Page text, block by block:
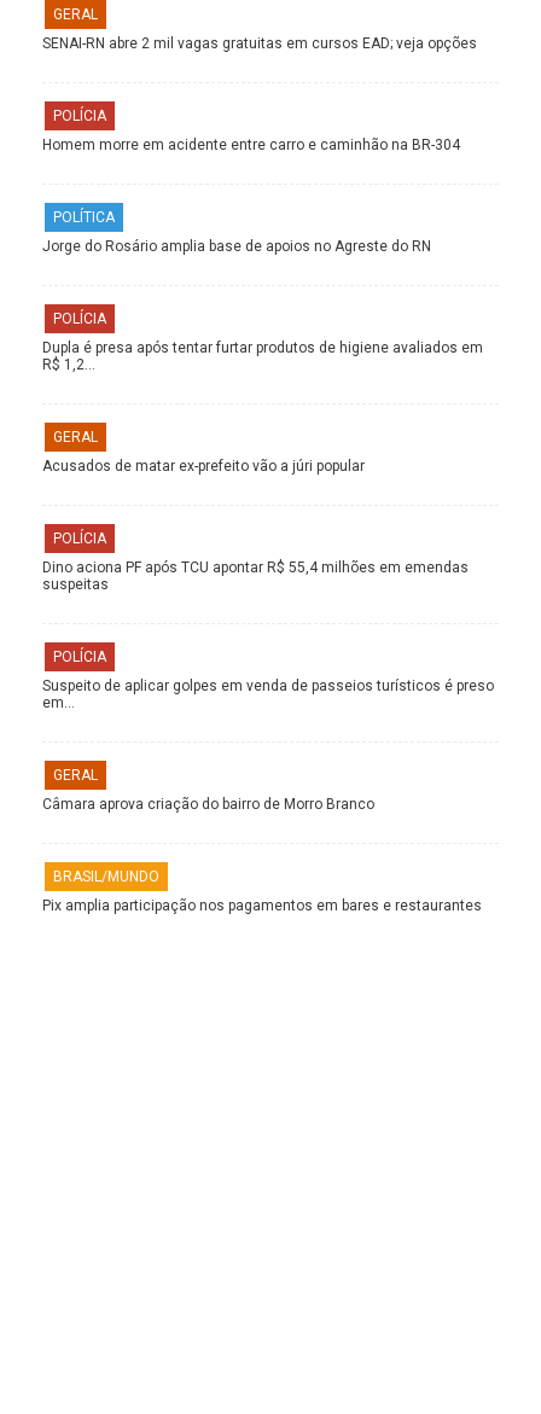
GERAL
SENAI-RN abre 2 mil vagas gratuitas em cursos EAD; veja opções
POLÍCIA
Homem morre em acidente entre carro e caminhão na BR-304
POLÍTICA
Jorge do Rosário amplia base de apoios no Agreste do RN
POLÍCIA
Dupla é presa após tentar furtar produtos de higiene avaliados em
R$ 1,2…
GERAL
Acusados de matar ex-prefeito vão a júri popular
POLÍCIA
Dino aciona PF após TCU apontar R$ 55,4 milhões em emendas
suspeitas
POLÍCIA
Suspeito de aplicar golpes em venda de passeios turísticos é preso
em…
GERAL
Câmara aprova criação do bairro de Morro Branco
BRASIL/MUNDO
Pix amplia participação nos pagamentos em bares e restaurantes